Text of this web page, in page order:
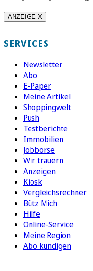
ANZEIGE X
SERVICES
Newsletter
Abo
E-Paper
Meine Artikel
Shoppingwelt
Push
Testberichte
Immobilien
Jobbörse
Wir trauern
Anzeigen
Kiosk
Vergleichsrechner
Bütz Mich
Hilfe
Online-Service
Meine Region
Abo kündigen